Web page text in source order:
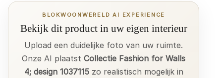
BLOKWOONWERELD AI EXPERIENCE
Bekijk dit product in uw eigen interieur
Upload een duidelijke foto van uw ruimte.
Onze AI plaatst Collectie Fashion for Walls
4; design 1037115zo realistisch mogelijk in